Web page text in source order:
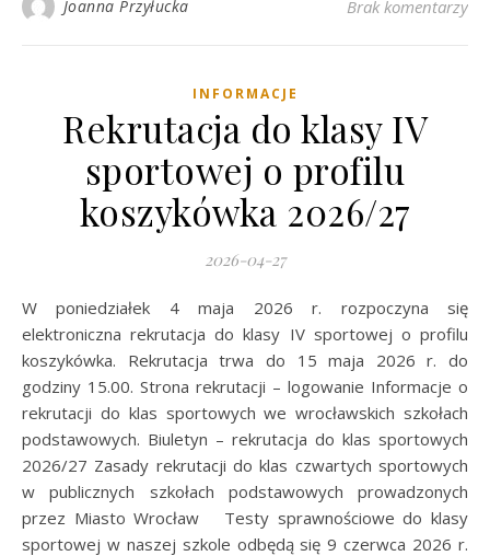
Joanna Przyłucka Brak komentarzy
INFORMACJE
Rekrutacja do klasy IV
sportowej o profilu
koszykówka 2026/27
2026-04-27
W poniedziałek 4 maja 2026 r. rozpoczyna się
elektroniczna rekrutacja do klasy IV sportowej o profilu
koszykówka. Rekrutacja trwa do 15 maja 2026 r. do
godziny 15.00. Strona rekrutacji – logowanie Informacje o
rekrutacji do klas sportowych we wrocławskich szkołach
podstawowych. Biuletyn – rekrutacja do klas sportowych
2026/27 Zasady rekrutacji do klas czwartych sportowych
w publicznych szkołach podstawowych prowadzonych
przez Miasto Wrocław Testy sprawnościowe do klasy
sportowej w naszej szkole odbędą się 9 czerwca 2026 r.